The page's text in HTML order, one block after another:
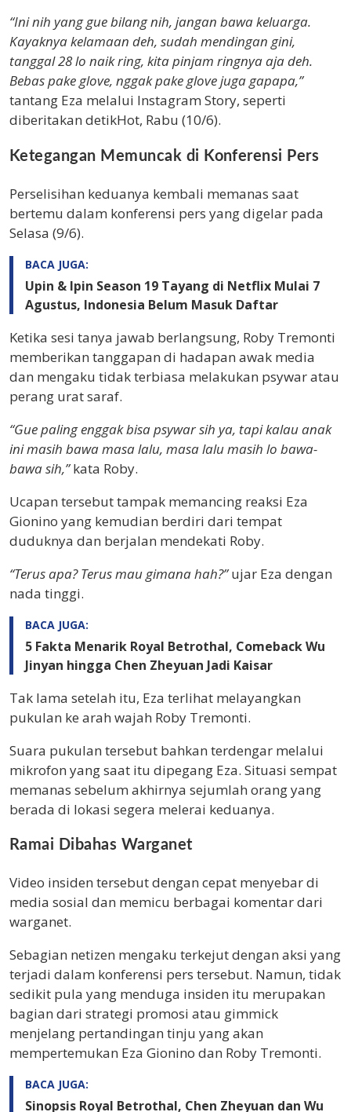
“Ini nih yang gue bilang nih, jangan bawa keluarga.
Kayaknya kelamaan deh, sudah mendingan gini,
tanggal 28 lo naik ring, kita pinjam ringnya aja deh.
Bebas pake glove, nggak pake glove juga gapapa,”
tantang Eza melalui Instagram Story, seperti
diberitakan detikHot, Rabu (10/6).
Ketegangan Memuncak di Konferensi Pers
Perselisihan keduanya kembali memanas saat
bertemu dalam konferensi pers yang digelar pada
Selasa (9/6).
BACA JUGA:
Upin & Ipin Season 19 Tayang di Netflix Mulai 7
Agustus, Indonesia Belum Masuk Daftar
Ketika sesi tanya jawab berlangsung, Roby Tremonti
memberikan tanggapan di hadapan awak media
dan mengaku tidak terbiasa melakukan psywar atau
perang urat saraf.
“Gue paling enggak bisa psywar sih ya, tapi kalau anak
ini masih bawa masa lalu, masa lalu masih lo bawa-
bawa sih,”kata Roby.
Ucapan tersebut tampak memancing reaksi Eza
Gionino yang kemudian berdiri dari tempat
duduknya dan berjalan mendekati Roby.
“Terus apa? Terus mau gimana hah?”ujar Eza dengan
nada tinggi.
BACA JUGA:
5 Fakta Menarik Royal Betrothal, Comeback Wu
Jinyan hingga Chen Zheyuan Jadi Kaisar
Tak lama setelah itu, Eza terlihat melayangkan
pukulan ke arah wajah Roby Tremonti.
Suara pukulan tersebut bahkan terdengar melalui
mikrofon yang saat itu dipegang Eza. Situasi sempat
memanas sebelum akhirnya sejumlah orang yang
berada di lokasi segera melerai keduanya.
Ramai Dibahas Warganet
Video insiden tersebut dengan cepat menyebar di
media sosial dan memicu berbagai komentar dari
warganet.
Sebagian netizen mengaku terkejut dengan aksi yang
terjadi dalam konferensi pers tersebut. Namun, tidak
sedikit pula yang menduga insiden itu merupakan
bagian dari strategi promosi atau gimmick
menjelang pertandingan tinju yang akan
mempertemukan Eza Gionino dan Roby Tremonti.
BACA JUGA:
Sinopsis Royal Betrothal, Chen Zheyuan dan Wu